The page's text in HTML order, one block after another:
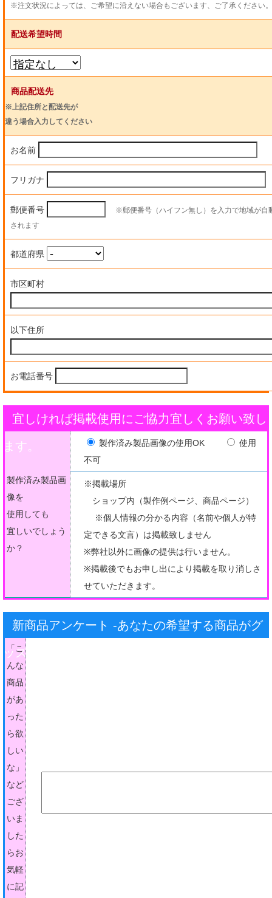
※注文状況によっては、ご希望に沿えない場合もございます、ご了承ください
配送希望時間
商品配送先
※上記住所と配送先が
違う場合入力してください
お名前
フリガナ
郵便番号
※郵便番号（ハイフン無し）を入力で地域が自
されます
都道府県
市区町村
以下住所
お電話番号
宜しければ掲載使用にご協力宜しくお願い致し
ます。
製作済み製品画
像を
使用しても
宜しいでしょう
か？
製作済み製品画像の使用OK
使用
不可
※掲載場所
ショップ内（製作例ページ、商品ページ）
※個人情報の分かる内容（名前や個人が特
定できる文言）は掲載致しません
※弊社以外に画像の提供は行いません。
※掲載後でもお申し出により掲載を取り消しさ
せていただきます。
新商品アンケート -あなたの希望する商品がグ
ッズになるかも-
「こ
んな
商品
があ
った
ら欲
しい
な」
など
ござ
いま
した
らお
気軽
に記